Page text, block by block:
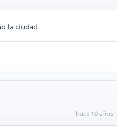
la ciudad
hace 10 años